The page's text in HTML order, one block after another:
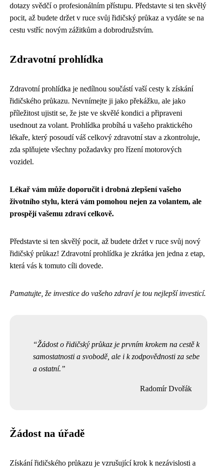
dotazy svědčí o profesionálním přístupu. Představte si ten skvělý
pocit, až budete držet v ruce svůj řidičský průkaz a vydáte se na
cestu vstříc novým zážitkům a dobrodružstvím.
Zdravotní prohlídka
Zdravotní prohlídka je nedílnou součástí vaší cesty k získání
řidičského průkazu. Nevnímejte ji jako překážku, ale jako
příležitost ujistit se, že jste ve skvělé kondici a připraveni
usednout za volant. Prohlídka probíhá u vašeho praktického
lékaře, který posoudí váš celkový zdravotní stav a zkontroluje,
zda splňujete všechny požadavky pro řízení motorových
vozidel.
Lékař vám může doporučit i drobná zlepšení vašeho
životního stylu, která vám pomohou nejen za volantem, ale
prospějí vašemu zdraví celkově.
Představte si ten skvělý pocit, až budete držet v ruce svůj nový
řidičský průkaz! Zdravotní prohlídka je zkrátka jen jedna z etap,
která vás k tomuto cíli dovede.
Pamatujte, že investice do vašeho zdraví je tou nejlepší investicí.
Žádost o řidičský průkaz je prvním krokem na cestě k
samostatnosti a svobodě, ale i k zodpovědnosti za sebe
a ostatní.
Radomír Dvořák
Žádost na úřadě
Získání řidičského průkazu je vzrušující krok k nezávislosti a